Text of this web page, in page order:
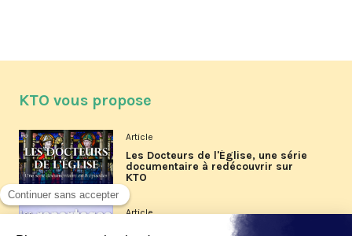
KTO vous propose
Article
Les Docteurs de l'Église, une série
documentaire à redécouvrir sur
KTO
Article
Les reportages d'été 2026 de KTO